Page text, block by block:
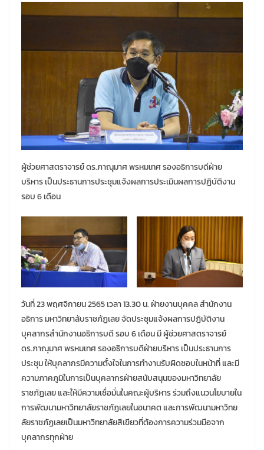
ผู้ช่วยศาสตราจารย์ ดร.ภาณุมาศ พรหมเทศ รองอธิการบดีฝ่าย
บริหาร เป็นประธานการประชุมแจ้งผลการประเมินผลการปฏิบัติงาน
รอบ 6 เดือน
วันที่ 23 พฤศจิกายน 2565 เวลา 13.30 น. ฝ่ายงานบุคคล สำนักงาน
อธิการ มหาวิทยาลับราชภัฏเลย จัดประชุมแจ้งผลการปฏิบัติงาน
บุคลากรสำนักงานอธิการบดี รอบ 6 เดือน มี ผู้ช่วยศาสตราจารย์
ดร.ภาณุมาศ พรหมเทศ รองอธิการบดีฝ่ายบริหาร เป็นประธานการ
ประชุม ให้บุคลากรมีความตั้งใจในการทำงานรับผิดชอบในหน้าที่ และมี
ความภาคภูมิในการเป็นบุคลากรฝ่ายสนับสนุนของมหาวิทยาลัย
ราชภัฏเลย และให้มีความเชื่อมั่นในคณะผู้บริหาร ร่วมถึงแนวนโยบายใน
การพัฒนามหาวิทยาลัยราชภัฏเลยในอนาคต และการพัฒนามหาวิทย
ลัยราชภัฏเลยเป็นมหาวิทยาลัยสีเขียวที่ต้องการความร่วมมือจาก
บุคลากรทุกฝ่าย